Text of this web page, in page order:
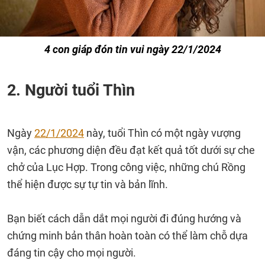
4 con giáp đón tin vui ngày 22/1/2024
2. Người tuổi Thìn
Ngày22/1/2024 này, tuổi Thìn có một ngày vượng
vận, các phương diện đều đạt kết quả tốt dưới sự che
chở của Lục Hợp. Trong công việc, những chú Rồng
thể hiện được sự tự tin và bản lĩnh.
Bạn biết cách dẫn dắt mọi người đi đúng hướng và
chứng minh bản thân hoàn toàn có thể làm chỗ dựa
đáng tin cậy cho mọi người.